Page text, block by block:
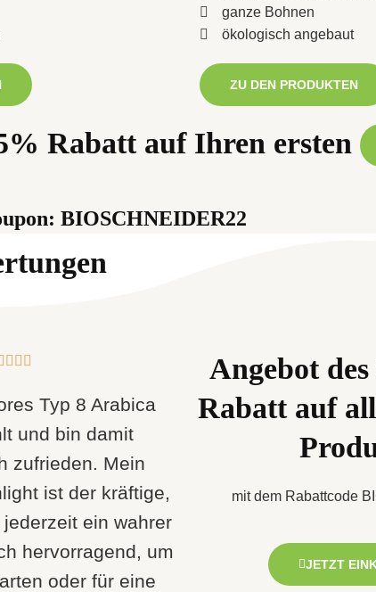
ganze Bohnen
ökologisch angebaut
ZU DEN PRODUKTEN
Rabatt auf Ihren ersten
BIOSCHNEIDER22
  
Typ 8 Arabica
und bin damit
zufrieden. Mein
ist der kräftige,
ein wahrer
hervorragend, um
oder für eine
Angebot des
Rabatt auf
mit dem Rabattcode
JETZT